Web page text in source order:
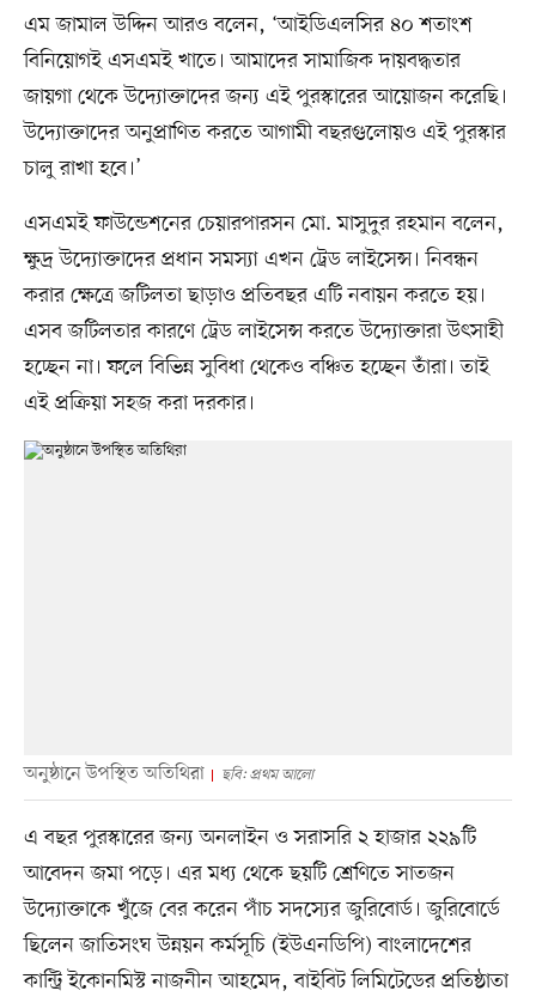
এম জামাল উদ্দিন আরও বলেন, ‘আইডিএলসির ৪০ শতাংশ
বিনিয়োগই এসএমই খাতে। আমাদের সামাজিক দায়বদ্ধতার
জায়গা থেকে উদ্যোক্তাদের জন্য এই পুরস্কারের আয়োজন করেছি।
উদ্যোক্তাদের অনুপ্রাণিত করতে আগামী বছরগুলোয়ও এই পুরস্কার
চালু রাখা হবে।’
এসএমই ফাউন্ডেশনের চেয়ারপারসন মো. মাসুদুর রহমান বলেন,
ক্ষুদ্র উদ্যোক্তাদের প্রধান সমস্যা এখন ট্রেড লাইসেন্স। নিবন্ধন
করার ক্ষেত্রে জটিলতা ছাড়াও প্রতিবছর এটি নবায়ন করতে হয়।
এসব জটিলতার কারণে ট্রেড লাইসেন্স করতে উদ্যোক্তারা উৎসাহী
হচ্ছেন না। ফলে বিভিন্ন সুবিধা থেকেও বঞ্চিত হচ্ছেন তাঁরা। তাই
এই প্রক্রিয়া সহজ করা দরকার।
অনুষ্ঠানে উপস্থিত অতিথিরা ছবি: প্রথম আলো
এ বছর পুরস্কারের জন্য অনলাইন ও সরাসরি ২ হাজার ২২৯টি
আবেদন জমা পড়ে। এর মধ্য থেকে ছয়টি শ্রেণিতে সাতজন
উদ্যোক্তাকে খুঁজে বের করেন পাঁচ সদস্যের জুরিবোর্ড। জুরিবোর্ডে
ছিলেন জাতিসংঘ উন্নয়ন কর্মসূচি (ইউএনডিপি) বাংলাদেশের
কান্ট্রি ইকোনমিস্ট নাজনীন আহমেদ, বাইবিট লিমিটেডের প্রতিষ্ঠাতা